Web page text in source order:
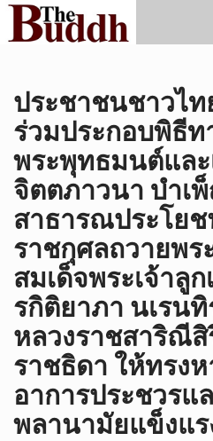
ประชาชนชาวไท
ร่วมประกอบพิธีท
พระพุทธมนต์แล
จิตตภาวนา บำเ
สาธารณประโยช
ราชกุศลถวายพ
สมเด็จพระเจ้าลู
รกิติยาภา นเรน
หลวงราชสาริณี
ราชธิดา ให้ทรง
อาการประชวรแ
พลานามัยแข็งแร